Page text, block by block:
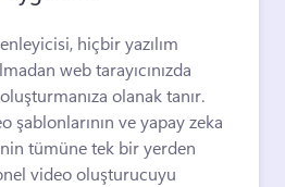
hiçbir yazılım
web tarayıcınızda
şablonlarının ve yapay zeka
tümüne tek bir yerden
video oluşturucuyu